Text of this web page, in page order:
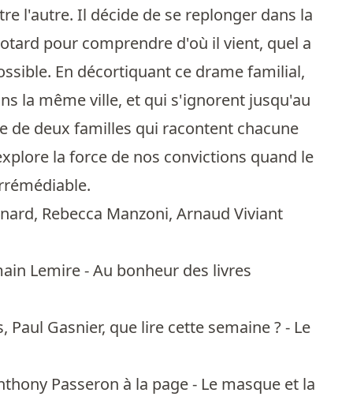
l'autre. Il décide de se replonger dans la
pour comprendre d'où il vient, quel a
En décortiquant ce drame familial,
la même ville, et qui s'ignorent jusqu'au
de deux familles qui racontent chacune
la force de nos convictions quand le
, Rebecca Manzoni, Arnaud Viviant
Lemire - Au bonheur des livres
Paul Gasnier, que lire cette semaine ? - Le
Passeron à la page - Le masque et la